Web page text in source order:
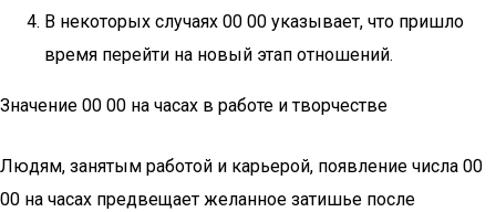
В некоторых случаях 00 00 указывает, что пришло
время перейти на новый этап отношений.
Значение 00 00 на часах в работе и творчестве
Людям, занятым работой и карьерой, появление числа 00
00 на часах предвещает желанное затишье после